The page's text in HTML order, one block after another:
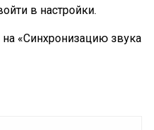
в настройки.
«Синхронизацию звука